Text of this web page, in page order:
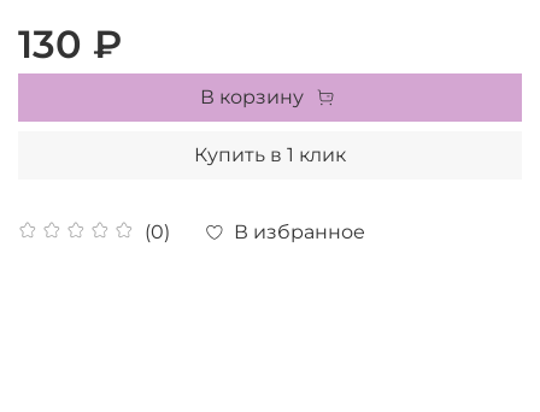
(0) В избранное
130 ₽
В корзину
Купить в 1 клик